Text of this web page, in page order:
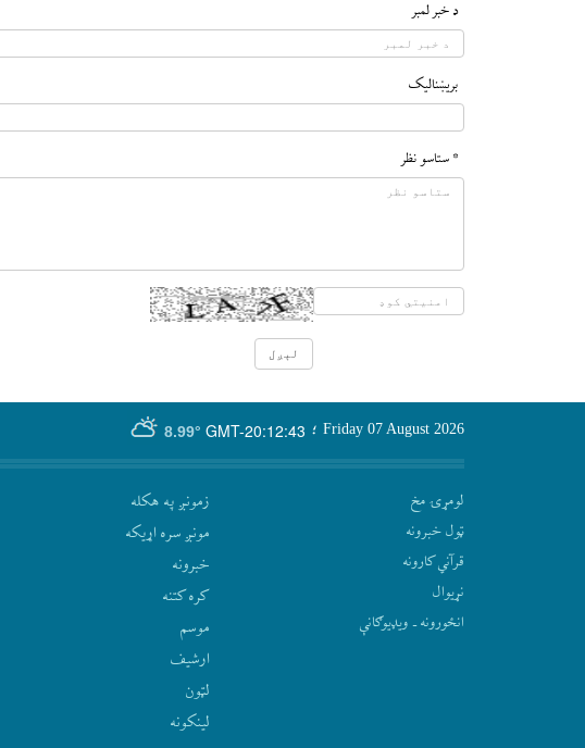
د خبر لمبر
بريښناليک
* ستاسو نظر
GMT-20:12:43
8.99° Friday 07 August 2026 ؛
لومړۍ مخ
ټول خبرونه
قرآني کارونه
نړيوال
انځورونه ـ ویډیوګانې
زمونږ په هکله
مونږ سره اړيکه
‫خبرونه
کره کتنه
موسم
ارشيف
لټون
لينکونه